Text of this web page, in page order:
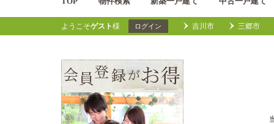
ようこそゲスト様 ログイン 吉川市 三郷市